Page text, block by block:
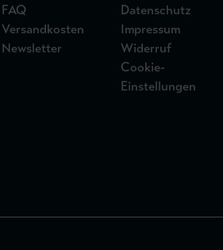
FAQ
Versandkosten
Newsletter
Datenschutz
Impressum
Widerruf
Cookie-
Einstellungen